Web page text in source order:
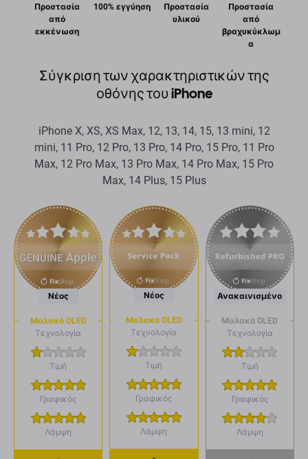
Προστασία
από
εκκένωση
100% εγγύηση
Προστασία
υλικού
Προστασία
από
βραχυκύκλωμ
α
Σύγκριση των χαρακτηριστικών της
οθόνης του iPhone
iPhone X, XS, XS Max, 12, 13, 14, 15, 13 mini, 12
mini, 11 Pro, 12 Pro, 13 Pro, 14 Pro, 15 Pro, 11 Pro
Max, 12 Pro Max, 13 Pro Max, 14 Pro Max, 15 Pro
Max, 14 Plus, 15 Plus
Νέος
Μαλακό OLED
Τεχνολογία
Τιμή
Γραφικός
Λάμψη
Νέος
Μαλακό OLED
Τεχνολογία
Τιμή
Γραφικός
Λάμψη
Ανακαινισμένο
Μαλακό OLED
Τεχνολογία
Τιμή
Γραφικός
Λάμψη